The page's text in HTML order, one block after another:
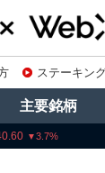
ステーキン
主要銘柄
BTC